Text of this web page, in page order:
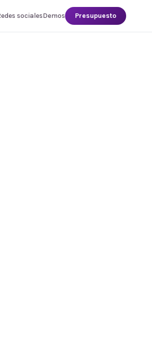
socialesDemos Presupuesto